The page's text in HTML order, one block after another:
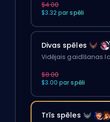
$4.00
$3.32 par spēli
Divas spēles
Vidējais gaidīšanas
$8.00
$3.00 par spēli
Trīs spēles